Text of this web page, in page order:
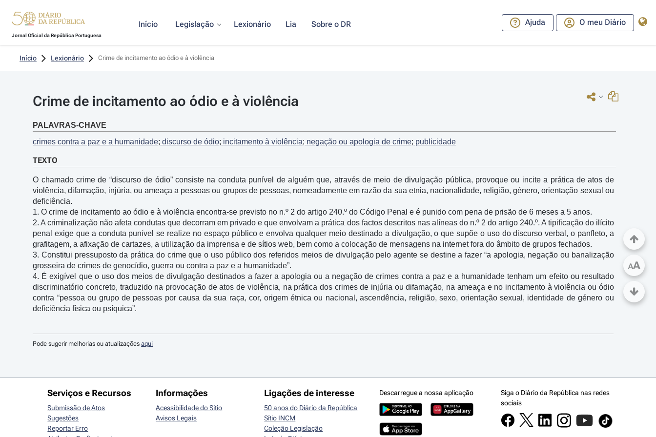
Jornal Oficial da República Portuguesa
Início Legislação Lexionário Lia Sobre o DR Ajuda O meu Diário
Início Lexionário Crime de incitamento ao ódio e à violência
Crime de incitamento ao ódio e à violência
PALAVRAS-CHAVE
crimes contra a paz e a humanidade; discurso de ódio; incitamento à violência; negação ou apologia de crime; publicidade
TEXTO
O chamado crime de “discurso de ódio” consiste na conduta punível de alguém que, através de meio de divulgação pública, provoque ou incite a prática de atos de
violência, difamação, injúria, ou ameaça a pessoas ou grupos de pessoas, nomeadamente em razão da sua etnia, nacionalidade, religião, género, orientação sexual ou
deficiência.
1. O crime de incitamento ao ódio e à violência encontra-se previsto no n.º 2 do artigo 240.º do Código Penal e é punido com pena de prisão de 6 meses a 5 anos.
2. A criminalização não afeta condutas que decorram em privado e que envolvam a prática dos factos descritos nas alíneas do n.º 2 do artigo 240.º. A tipificação do ilícito
penal exige que a conduta punível se realize no espaço público e envolva qualquer meio destinado a divulgação, o que supõe o uso do discurso verbal, o panfleto, a
grafitagem, a afixação de cartazes, a utilização da imprensa e de sítios web, bem como a colocação de mensagens na internet fora do âmbito de grupos fechados.
3. Constitui pressuposto da prática do crime que o uso público dos referidos meios de divulgação pelo agente se destine a fazer “a apologia, negação ou banalização
grosseira de crimes de genocídio, guerra ou contra a paz e a humanidade”.
4. É exigível que o uso dos meios de divulgação destinados a fazer a apologia ou a negação de crimes contra a paz e a humanidade tenham um efeito ou resultado
discriminatório concreto, traduzido na provocação de atos de violência, na prática dos crimes de injúria ou difamação, na ameaça e no incitamento à violência ou ódio
contra “pessoa ou grupo de pessoas por causa da sua raça, cor, origem étnica ou nacional, ascendência, religião, sexo, orientação sexual, identidade de género ou
deficiência física ou psíquica”.
AA
Pode sugerir melhorias ou atualizaçõesaqui
Serviços e Recursos
Submissão de Atos
Sugestões
Reportar Erro
Informações
Acessibilidade do Sítio
Avisos Legais
Ligações de interesse
50 anos do Diário da República
Sítio INCM
Coleção Legislação
Descarregue a nossa aplicação
Siga o Diário da República nas redes
sociais